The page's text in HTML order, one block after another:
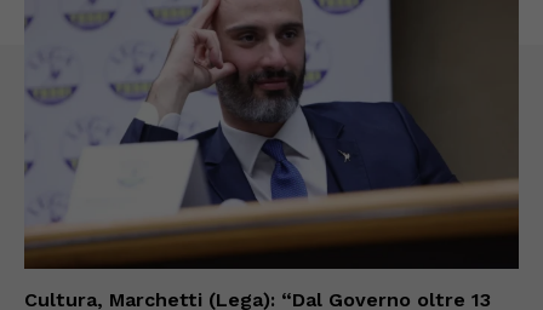
Cultura, Marchetti (Lega): “Dal Governo oltre 13